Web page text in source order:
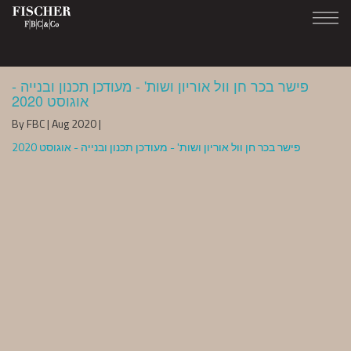
פישר בכר חן וול אוריון ושות' - מעודכן תכנון ובנייה -
אוגוסט 2020
By FBC | Aug 2020 |
פישר בכר חן וול אוריון ושות' - מעודכן תכנון ובנייה - אוגוסט 2020